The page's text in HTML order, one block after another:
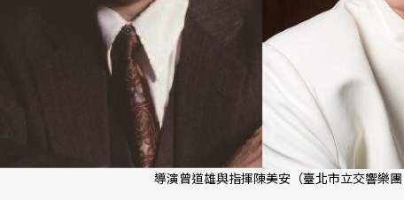
導演曾道雄與指揮陳美安（臺北市立交響樂團